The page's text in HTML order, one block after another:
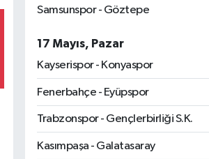
Samsunspor - Göztepe
17 Mayıs, Pazar
Kayserispor - Konyaspor
Fenerbahçe - Eyüpspor
Trabzonspor - Gençlerbirliği S.K.
Kasımpaşa - Galatasaray